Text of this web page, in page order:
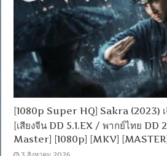
[1080p Super HQ] Sakra (2023)
[เสียงจีน DD 5.1.EX / พากย์ไทย DD
Master] [1080p] [MKV]